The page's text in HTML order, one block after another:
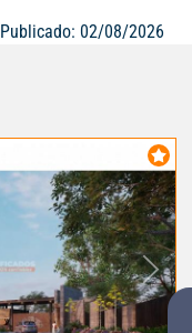
Publicado: 02/08/2026